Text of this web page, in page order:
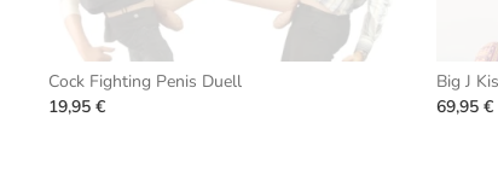
Cock Fighting Penis Duell
19,95 €
Big J
69,95 €